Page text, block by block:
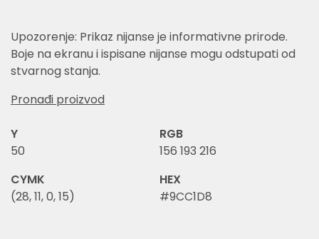
Upozorenje: Prikaz nijanse je informativne prirode.
Boje na ekranu i ispisane nijanse mogu odstupati od
stvarnog stanja.
Pronađi proizvod
Y
50
RGB
156 193 216
CYMK
(28, 11, 0, 15)
HEX
#9CC1D8